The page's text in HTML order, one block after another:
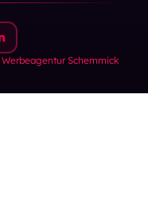
Werbeagentur Schemmick